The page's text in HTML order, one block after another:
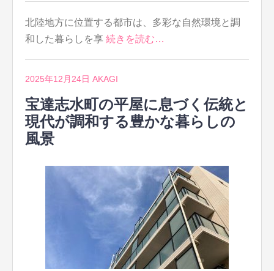
北陸地方に位置する都市は、多彩な自然環境と調
和した暮らしを享 続きを読む…
2025年12月24日 AKAGI
宝達志水町の平屋に息づく伝統と
現代が調和する豊かな暮らしの
風景